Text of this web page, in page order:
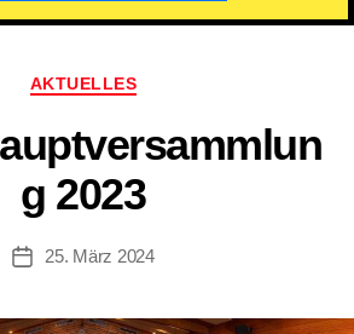
Kategorien
AKTUELLES
g 2023
Beitragsdatum
25. März 2024